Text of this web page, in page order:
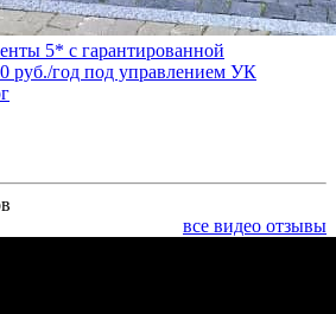
5* с гарантированной
руб./год под управлением УК
все видео отзывы